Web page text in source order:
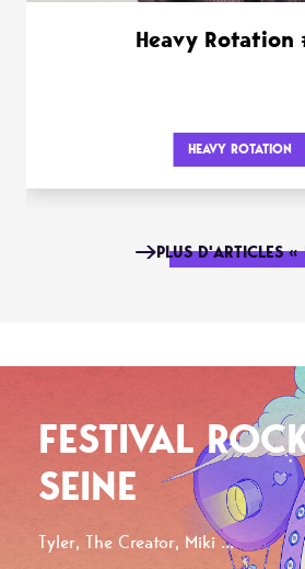
Heavy Rotation
HEAVY ROTATION
PLUS D'ARTICLES
FESTIVAL
SEINE
Tyler, The Creator, Miki ...